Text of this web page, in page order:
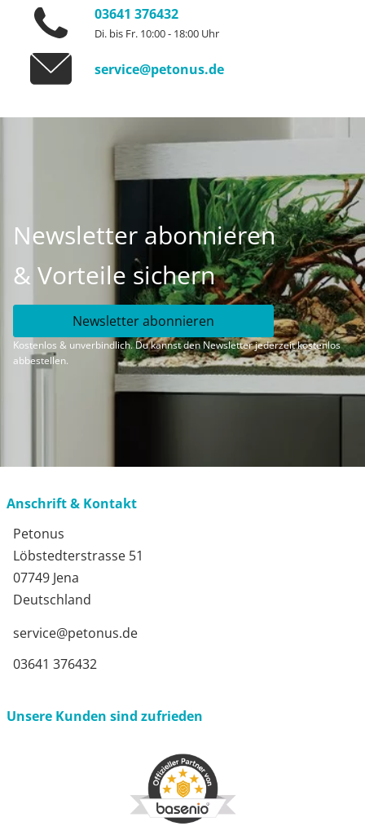
03641 376432
Di. bis Fr. 10:00 - 18:00 Uhr
service@petonus.de
Newsletter abonnieren
& Vorteile sichern
Newsletter abonnieren
Kostenlos & unverbindlich. Du kannst den Newsletter jederzeit kostenlos
abbestellen.
Anschrift & Kontakt
Petonus
Löbstedterstrasse 51
07749 Jena
Deutschland
service@petonus.de
03641 376432
Unsere Kunden sind zufrieden